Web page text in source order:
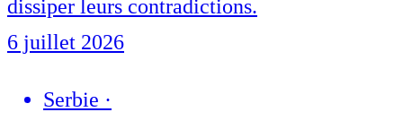
dissiper leurs contradictions.
6 juillet 2026
Serbie ·